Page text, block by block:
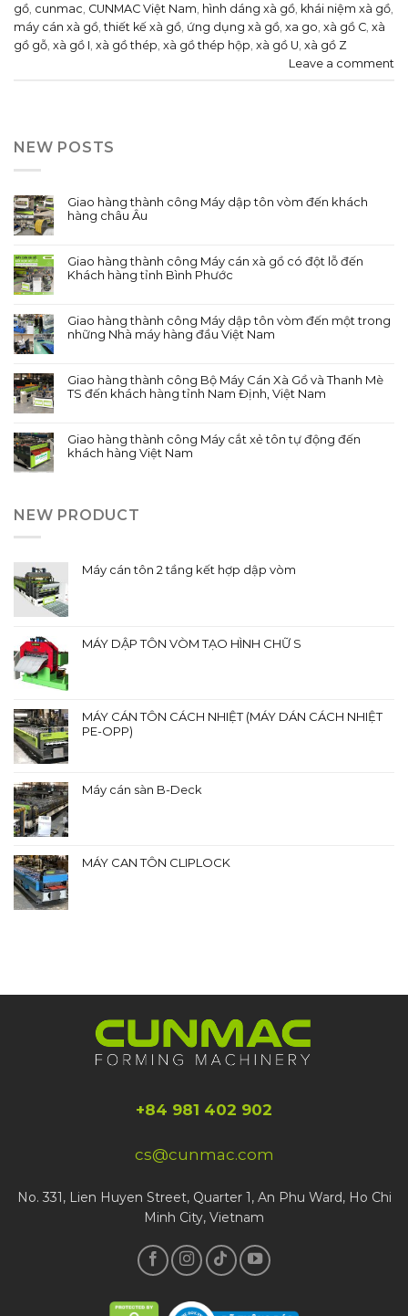
gồ cunmac CUNMAC Việt Nam hình dáng xà gồ khái niệm xà gồ
máy cán xà gồ ,thiết kế xà gồ ứng dụng xà gồ xa go xà gồ C xà
gồ gỗ xà gồ I xà gồ thép xà gồ thép hộp xà gồ U xà gồ Z
Leave a comment
NEW POSTS
Giao hàng thành công Máy dập tôn vòm đến khách
hàng châu Âu
Giao hàng thành công Máy cán xà gồ có đột lỗ đến
Khách hàng tỉnh Bình Phước
Giao hàng thành công Máy dập tôn vòm đến một trong
những Nhà máy hàng đầu Việt Nam
Giao hàng thành công Bộ Máy Cán Xà Gồ và Thanh Mè
TS đến khách hàng tỉnh Nam Định, Việt Nam
Giao hàng thành công Máy cắt xẻ tôn tự động đến
khách hàng Việt Nam
NEW PRODUCT
Máy cán tôn 2 tầng kết hợp dập vòm
MÁY DẬP TÔN VÒM TẠO HÌNH CHỮ S
MÁY CÁN TÔN CÁCH NHIỆT (MÁY DÁN CÁCH NHIỆT
PE-OPP)
Máy cán sàn B-Deck
MÁY CAN TÔN CLIPLOCK
+84 981 402 902
cs@cunmac.com
No. 331, Lien Huyen Street, Quarter 1, An Phu Ward, Ho Chi
Minh City, Vietnam